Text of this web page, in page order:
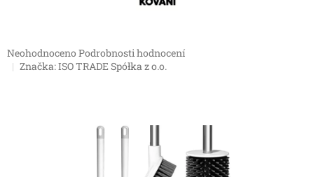
Průměrné
hodnocení
Neohodnoceno Podrobnosti hodnocení
Značka:ISO TRADE Spółka z o.o.